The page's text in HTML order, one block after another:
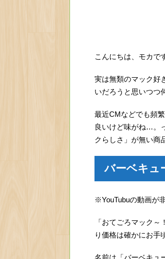
こんにちは、モカで
実は無類のマック好
いだろうと思いつつ
最近CMなどでも頻
良いけど味がね…。
クらしさ」が無い商
バーベキュ
※YouTubuの動画が
「おてごろマック
り価格は確かにお手
名前は「バーベキュ